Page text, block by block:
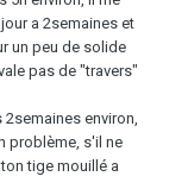
a 2semaines et
un peu de solide
pas de "travers"
environ,
problème, s'il ne
tige mouillé a